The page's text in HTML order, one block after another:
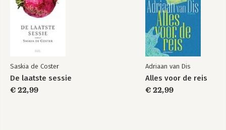
Saskia de Coster
De laatste sessie
€ 22,99
Adriaan van Dis
Alles voor de reis
€ 22,99